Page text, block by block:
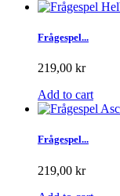
Frågespel...
219,00 kr
Add to cart
Frågespel...
219,00 kr